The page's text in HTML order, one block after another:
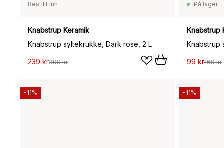
Bestillt inn
Knabstrup Keramik
Knabstrup syltekrukke, Dark rose, 2 L
239 kr399 kr
På lager
Knabstrup
Knabstrup
99 kr169 kr
-11% -11%